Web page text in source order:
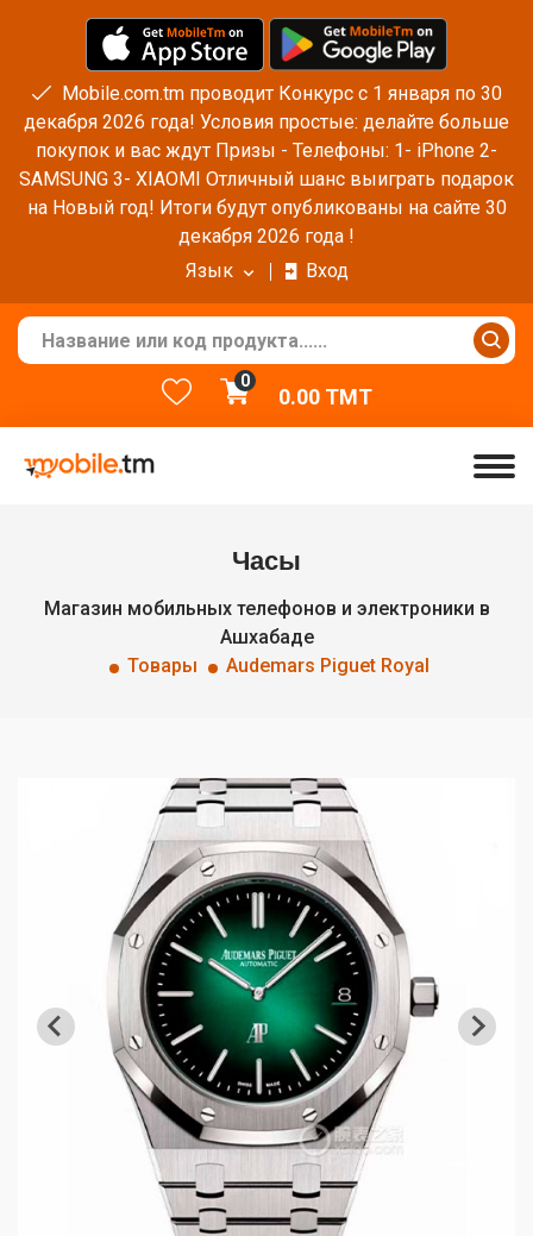
Mobile.com.tm проводит Конкурс с 1 января по 30
декабря 2026 года! Условия простые: делайте больше
покупок и вас ждут Призы - Телефоны: 1- iPhone 2-
SAMSUNG 3- XIAOMI Отличный шанс выиграть подарок
на Новый год! Итоги будут опубликованы на сайте 30
декабря 2026 года !
Язык
Вход
0
0.00TMT
Часы
Магазин мобильных телефонов и электроники в
Ашхабаде
Товары
Audemars Piguet Royal